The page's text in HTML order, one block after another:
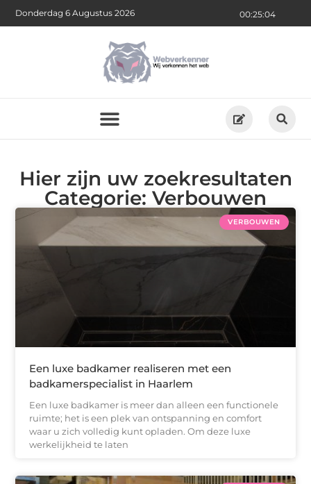
00:25:05
Donderdag 6 Augustus 2026
Hier zijn uw zoekresultaten
Categorie: Verbouwen
VERBOUWEN
Een luxe badkamer realiseren met een
badkamerspecialist in Haarlem
Een luxe badkamer is meer dan alleen een functionele
ruimte; het is een plek van ontspanning en comfort
waar u zich volledig kunt opladen. Om deze luxe
werkelijkheid te laten